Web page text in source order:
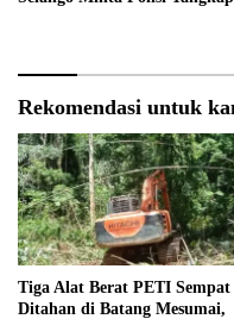
Rekomendasi untuk
Tiga Alat Berat PETI Sempat
Ditahan di Batang Mesumai,